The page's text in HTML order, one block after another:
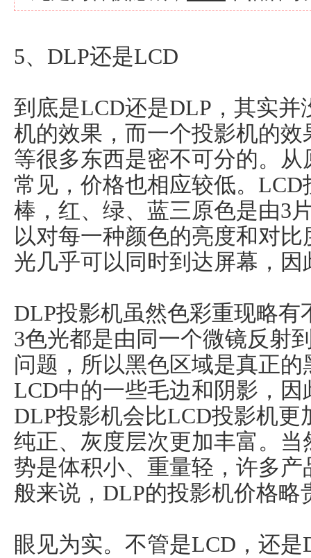
5、DLP还是LCD
到底是LCD还是DLP，其实
机的效果，而一个投影机的
等很多东西是密不可分的。
常见，价格也相应较低。
棒，红、绿、蓝三原色是由3
以对每一种颜色的亮度和对
光几乎可以同时到达屏幕，
DLP投影机虽然色彩重现略
3色光都是由同一个微镜反射
问题，所以黑色区域是真正
LCD中的一些毛边和阴影，
DLP投影机会比LCD投影机
纯正、灰度层次更加丰富。
势是体积小、重量轻，许多
般来说，DLP的投影机价格略
眼见为实。不管是LCD，还